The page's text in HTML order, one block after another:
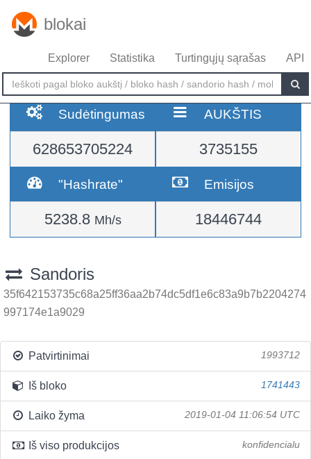
blokai
Explorer Statistika Turtingųjų sąrašas API
Sudėtingumas
628653705224
AUKŠTIS
3735155
"Hashrate"
5238.8 Mh/s
Emisijos
18446744
Sandoris
35f642153735c68a25ff36aa2b74dc5df1e6c83a9b7b2204274
997174e1a9029
Patvirtinimai 1993712
Iš bloko 1741443
Laiko žyma 2019-01-04 11:06:54 UTC
Iš viso produkcijos konfidencialu